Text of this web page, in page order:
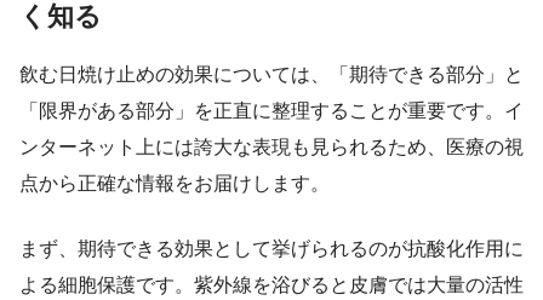
く知る
飲む日焼け止めの効果については、「期待できる部分」と
「限界がある部分」を正直に整理することが重要です。イ
ンターネット上には誇大な表現も見られるため、医療の視
点から正確な情報をお届けします。
まず、期待できる効果として挙げられるのが抗酸化作用に
よる細胞保護です。紫外線を浴びると皮膚では大量の活性